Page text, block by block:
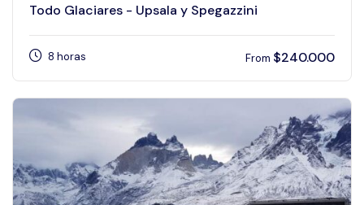
Todo Glaciares - Upsala y Spegazzini
8 horas From $240.000